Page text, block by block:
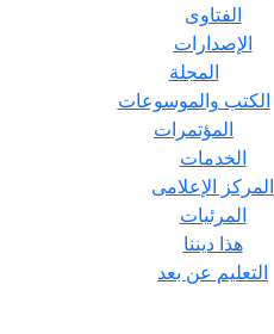
الفتاوى
الإصدارات
المجلة
الكتب والموسوعات
المؤتمرات
الخدمات
المركز الإعلامى
المرئيات
هذا ديننا
التعليم عن بعد